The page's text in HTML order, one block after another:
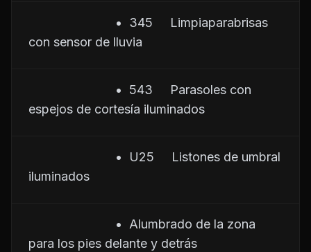
•  345     Limpiaparabrisas
con sensor de lluvia
•  543     Parasoles con
espejos de cortesía iluminados
•  U25     Listones de umbral
iluminados
•  Alumbrado de la zona
para los pies delante y detrás